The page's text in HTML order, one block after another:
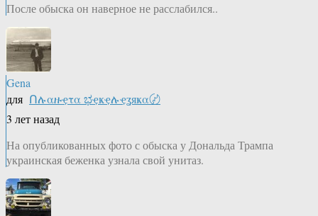
После обыска он наверное не расслабился..
Gena
для Ոሉαዙҿτα ಭҿҝҿሉҿʓяҝα〄
3 лет назад
На опубликованных фото с обыска у Дональда Трампа
украинская беженка узнала свой унитаз.